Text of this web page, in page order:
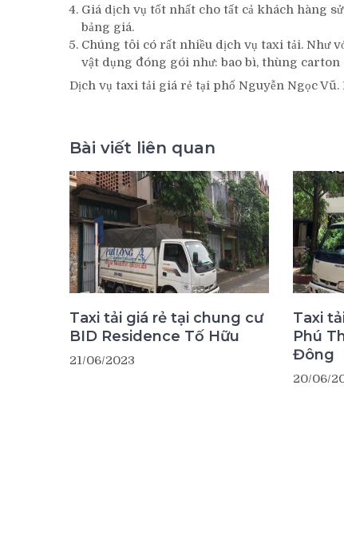
Giá dịch vụ tốt nhất cho tất cả khách hàng
bảng giá.
Chúng tôi có rất nhiều dịch vụ taxi tải. Như
vật dụng đóng gói như: bao bì, thùng
Dịch vụ taxi tải giá rẻ tại phố Nguyễn Ngọc
Bài viết liên quan
Taxi tải giá rẻ tại chung cư
BID Residence Tố Hữu
21/06/2023
Taxi
Phú
Đông
20/06/